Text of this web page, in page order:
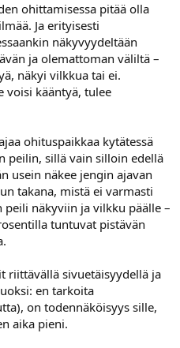
ohittamisessa pitää olla
Ja erityisesti
näkyvyydeltään
ja olemattoman väliltä –
näkyi vilkkua tai ei.
voisi kääntyä, tulee
ohituspaikkaa kytätessä
peilin, sillä vain silloin edellä
usein näkee jengin ajavan
takana, mistä ei varmasti
peili näkyviin ja vilkku päälle –
tuntuvat pistävän
riittävällä sivuetäisyydellä ja
en tarkoita
on todennäköisyys sille,
aika pieni.